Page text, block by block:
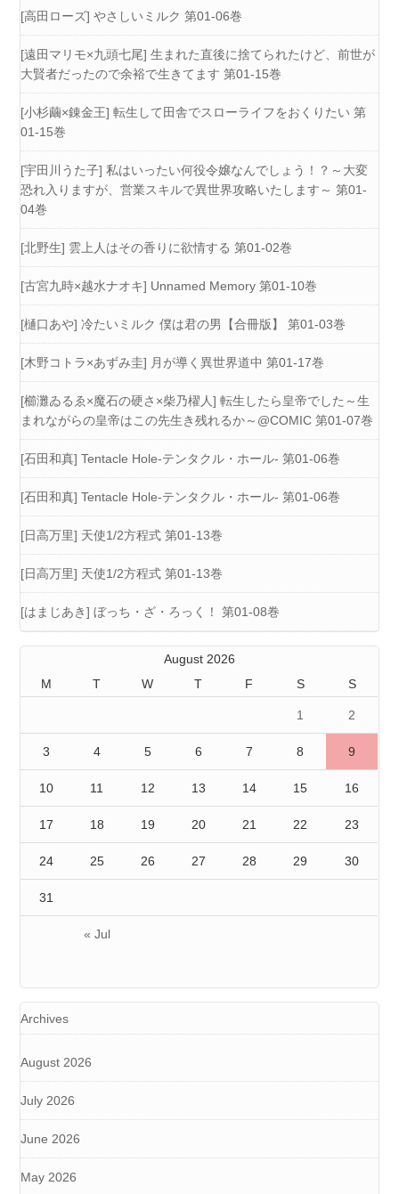
[高田ローズ] やさしいミルク 第01-06巻
[遠田マリモ×九頭七尾] 生まれた直後に捨てられたけど、前世が
大賢者だったので余裕で生きてます 第01-15巻
[小杉繭×錬金王] 転生して田舎でスローライフをおくりたい 第
01-15巻
[宇田川うた子] 私はいったい何役令嬢なんでしょう！？～大変
恐れ入りますが、営業スキルで異世界攻略いたします～ 第01-
04巻
[北野生] 雲上人はその香りに欲情する 第01-02巻
[古宮九時×越水ナオキ] Unnamed Memory 第01-10巻
[樋口あや] 冷たいミルク 僕は君の男【合冊版】 第01-03巻
[木野コトラ×あずみ圭] 月が導く異世界道中 第01-17巻
[櫛灘ゐるゑ×魔石の硬さ×柴乃櫂人] 転生したら皇帝でした～生
まれながらの皇帝はこの先生き残れるか～@COMIC 第01-07巻
[石田和真] Tentacle Hole-テンタクル・ホール- 第01-06巻
[石田和真] Tentacle Hole-テンタクル・ホール- 第01-06巻
[日高万里] 天使1/2方程式 第01-13巻
[日高万里] 天使1/2方程式 第01-13巻
[はまじあき] ぼっち・ざ・ろっく！ 第01-08巻
August 2026
M
T W T F S S
« Jul
1 2
3 4 5 6 7 8 9
10 11 12 13 14 15 16
17 18 19 20 21 22 23
24 25 26 27 28 29 30
31
Archives
August 2026
July 2026
June 2026
May 2026